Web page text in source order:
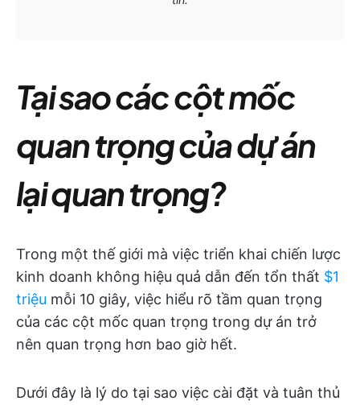
Tại sao các cột mốc
quan trọng của dự án
lại quan trọng?
Trong một thế giới mà việc triển khai chiến lược
kinh doanh không hiệu quả dẫn đến tổn thất $1
triệu mỗi 10 giây, việc hiểu rõ tầm quan trọng
của các cột mốc quan trọng trong dự án trở
nên quan trọng hơn bao giờ hết.
Dưới đây là lý do tại sao việc cài đặt và tuân thủ